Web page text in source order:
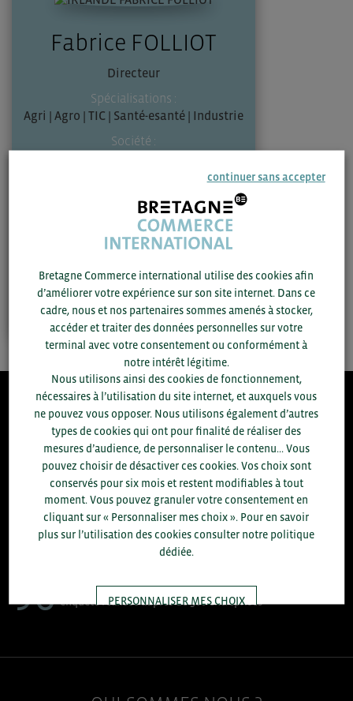
Fabrice FOLLIOT
Directeur
Spécialisations :
Agri | Agro | TIC | Santé-esanté | Industrie
Société :
Zone géographique :
Irlande
Contactez-moi
8.300
ACCOMPAGNEMENTS RÉALISÉS EN 2025
développement commercial, conseils réglementaires, réunions
d'information....
+1.700 ENTREPRISES DIFFÉRENTES
accompagnées par notre équipe en 2025
96 % D'ENTREPRISES SATISFAITES
enquête réalisée auprès de 300 entreprises
continuer sans accepter
Bretagne Commerce international utilise des cookies afin
d’améliorer votre expérience sur son site internet. Dans ce
cadre, nous et nos partenaires sommes amenés à stocker,
accéder et traiter des données personnelles sur votre
terminal avec votre consentement ou conformément à
notre intérêt légitime.
Nous utilisons ainsi des cookies de fonctionnement,
nécessaires à l’utilisation du site internet, et auxquels vous
ne pouvez vous opposer. Nous utilisons également d’autres
types de cookies qui ont pour finalité de réaliser des
mesures d’audience, de personnaliser le contenu... Vous
pouvez choisir de désactiver ces cookies. Vos choix sont
conservés pour six mois et restent modifiables à tout
moment. Vous pouvez granuler votre consentement en
cliquant sur « Personnaliser mes choix ». Pour en savoir
plus sur l’utilisation des cookies consulter notre politique
dédiée.
PERSONNALISER MES CHOIX